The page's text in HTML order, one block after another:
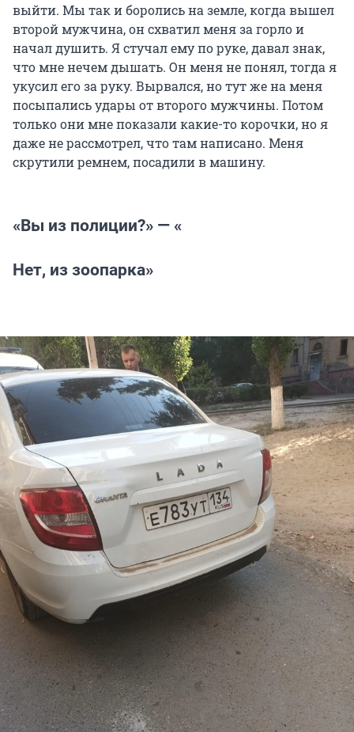
выйти. Мы так и боролись на земле, когда вышел
второй мужчина, он схватил меня за горло и
начал душить. Я стучал ему по руке, давал знак,
что мне нечем дышать. Он меня не понял, тогда я
укусил его за руку. Вырвался, но тут же на меня
посыпались удары от второго мужчины. Потом
только они мне показали какие-то корочки, но я
даже не рассмотрел, что там написано. Меня
скрутили ремнем, посадили в машину.
«Вы из полиции?» — «
Нет, из зоопарка»